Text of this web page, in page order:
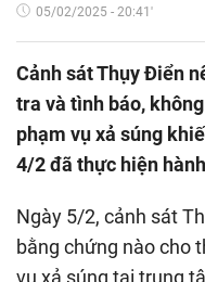
05/02/2025 - 20:41'
Cảnh sát Thụy Điển
tra và tình báo,
phạm vụ xả súng
4/2 đã thực hiện
Ngày 5/2, cảnh sát
bằng chứng nào cho
vụ xả súng tại trung